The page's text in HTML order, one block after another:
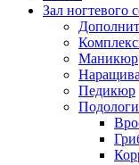
Зал ногтевого
Маникюр
Педикюр